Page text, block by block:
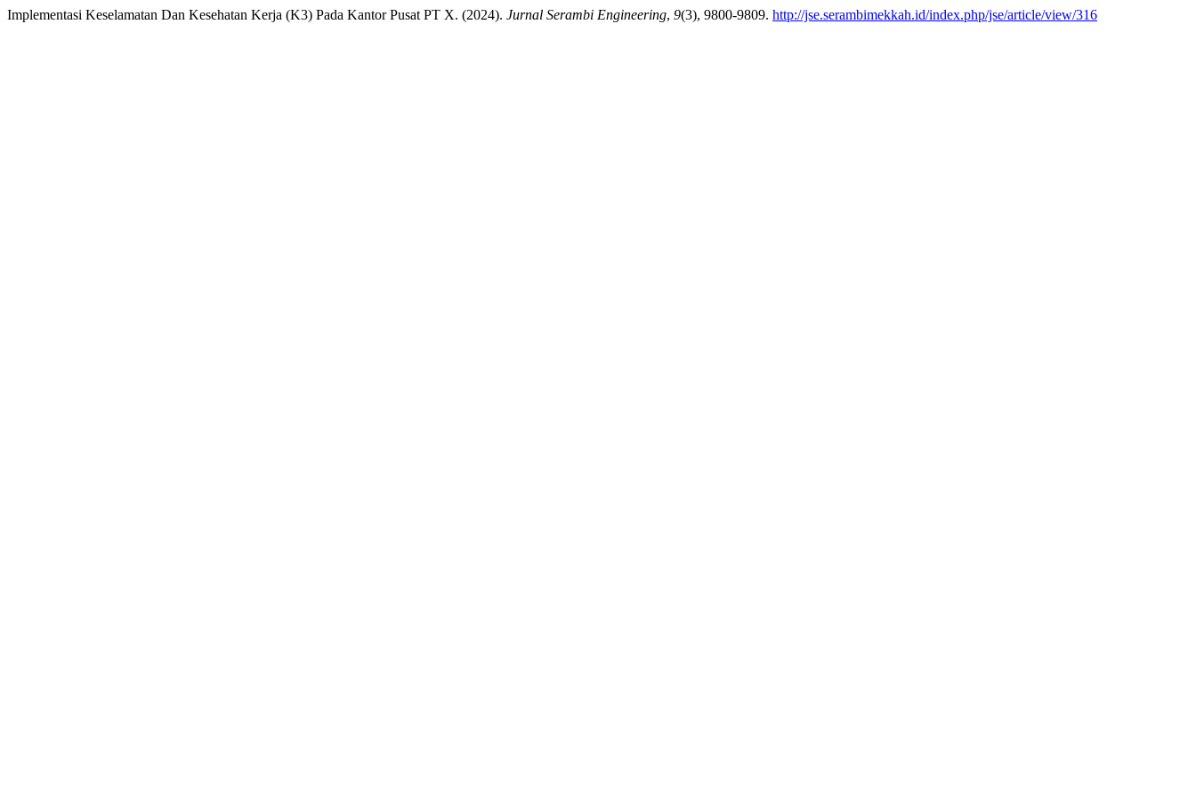
Implementasi Keselamatan Dan Kesehatan Kerja (K3) Pada Kantor Pusat PT X. (2024). Jurnal Serambi Engineering, 9(3), 9800-9809. http://jse.serambimekkah.id/index.php/jse/article/view/316